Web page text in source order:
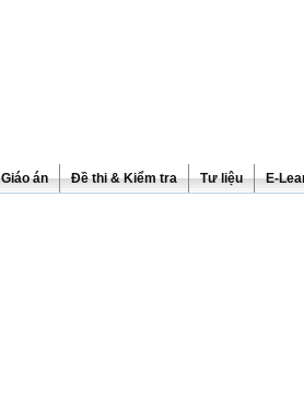
Giáo án Đề thi & Kiểm tra Tư liệu E-